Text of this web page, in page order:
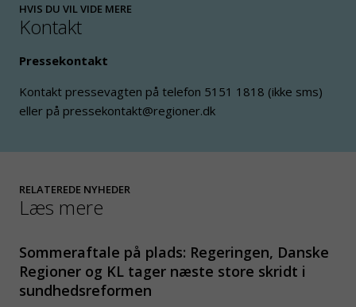
HVIS DU VIL VIDE MERE
Kontakt
Pressekontakt
Kontakt pressevagten på telefon 5151 1818 (ikke sms)
eller på pressekontakt@regioner.dk
RELATEREDE NYHEDER
Læs mere
Sommeraftale på plads: Regeringen, Danske
Regioner og KL tager næste store skridt i
sundhedsreformen